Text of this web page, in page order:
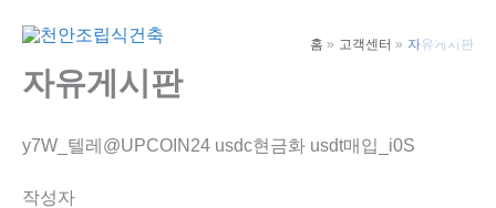
Main
홈 고객센터 자유게시판
자유게시판
y7W_텔레@UPCOIN24 usdc현금화 usdt매입_i0S
작성자